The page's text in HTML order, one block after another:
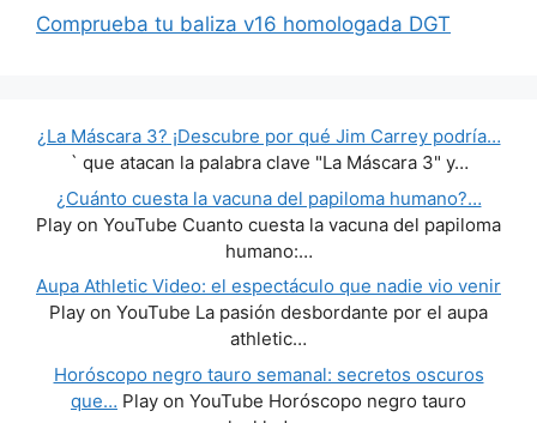
Comprueba tu baliza v16 homologada DGT
¿La Máscara 3? ¡Descubre por qué Jim Carrey podría…
` que atacan la palabra clave "La Máscara 3" y…
¿Cuánto cuesta la vacuna del papiloma humano?…
Play on YouTube Cuanto cuesta la vacuna del papiloma
humano:…
Aupa Athletic Video: el espectáculo que nadie vio venir
Play on YouTube La pasión desbordante por el aupa
athletic…
Horóscopo negro tauro semanal: secretos oscuros
que… Play on YouTube Horóscopo negro tauro